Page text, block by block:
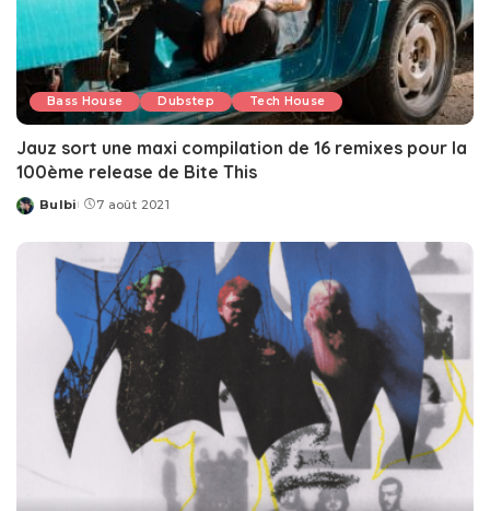
Bass House Dubstep Tech House
Jauz sort une maxi compilation de 16 remixes pour la
100ème release de Bite This
Posted
Bulbi 7 août 2021